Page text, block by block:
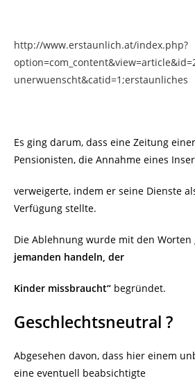
http://www.erstaunlich.at/index.php?
unerwuenscht&catid=1;erstaunliches
Es ging darum, dass eine Zeitung
Pensionisten, die Annahme eines
verweigerte, indem er seine Dienste
Verfügung stellte.
Die Ablehnung wurde mit den Worten
jemanden handeln, der
Kinder missbraucht“ begründet.
Geschlechtsneutral ?
Abgesehen davon, dass hier einem
eine eventuell beabsichtigte